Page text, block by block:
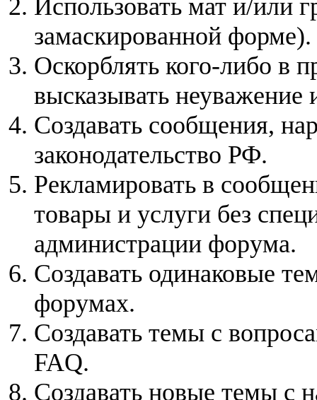
Использовать мат и/или
замаскированной форме).
Оскорблять кого-либо в
высказывать
Создавать сообщения,
законодательство РФ.
Рекламировать в
товары и услуги без
администрации форума.
Создавать одинаковые
форумах.
Создавать темы с
FAQ.
Создавать новые темы с